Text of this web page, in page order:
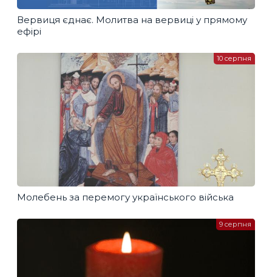
Вервиця єднає. Молитва на вервиці у прямому
ефірі
Молебень за перемогу українського війська
10 серпня
9 серпня